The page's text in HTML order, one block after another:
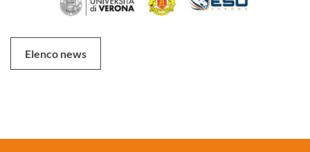
Elenco news